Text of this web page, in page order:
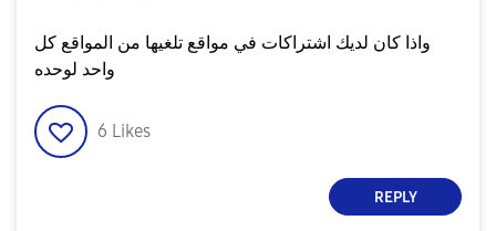
واذا كان لديك اشتراكات في مواقع تلغيها من المواقع كل
واحد لوحده
6 Likes
REPLY